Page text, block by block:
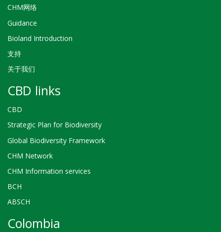
CHM网络
Guidance
Bioland Introduction
支持
关于我们
CBD links
CBD
Strategic Plan for Biodiversity
Global Biodiversity Framework
CHM Network
CHM Information services
BCH
ABSCH
Colombia